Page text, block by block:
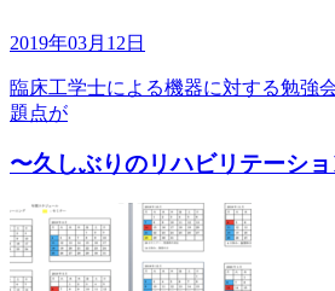
2019年03月12日
臨床工学士による機器に対する勉強
題点が
〜久しぶりのリハビリテーシ